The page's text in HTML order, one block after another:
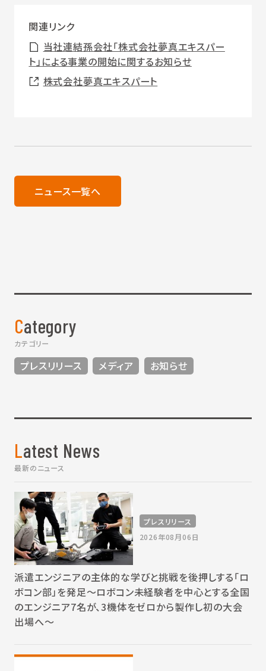
関連リンク
当社連結孫会社「株式会社夢真エキスパー
ト」による事業の開始に関するお知らせ
株式会社夢真エキスパート
ニュース一覧へ
Category
カテゴリー
プレスリリース メディア お知らせ
Latest News
最新のニュース
プレスリリース
2026年08月06日
派遣エンジニアの主体的な学びと挑戦を後押しする「ロ
ボコン部」を発足～ロボコン未経験者を中心とする全国
のエンジニア7名が、3機体をゼロから製作し初の大会
出場へ～